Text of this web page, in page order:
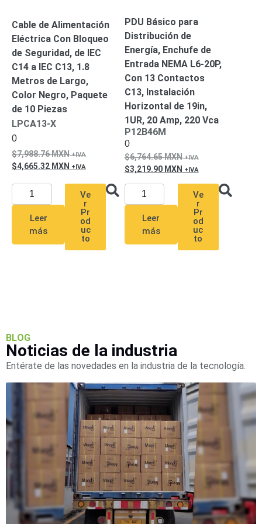
y
Mobiliario
AccesoriosMobiliario
de
ApoyoPantallas
/
MonitoresVideowall
Seguridad
Protección
Descargas
CoaxialCorriente
Directa
Redes
Servidores
Almacenamiento
Accesorios
Almacenamiento
Memorias
Micro
SDServidores
AplicaciónUnidades
de Estado
Sólido
(SSD)
Software
VMS y
Analíticas
EPCOM
Cloud
HIKVISIONHoneywell Wisenet
Cable de Alimentación
Eléctrica Con Bloqueo
de Seguridad, de IEC
C14 a IEC C13, 1.8
Metros de Largo,
Color Negro, Paquete
de 10 Piezas
LPCA13-X
0
7,988.76MXN
4,665.32 MXN
Leer
más
Ve
r
Pr
od
uc
to
PDU Básico para
Distribución de
Energía, Enchufe de
Entrada NEMA L6-20P,
Con 13 Contactos
C13, Instalación
Horizontal de 19in,
1UR, 20 Amp, 220 Vca
P12B46M
0
6,764.65MXN
3,219.90 MXN
Leer
más
Ve
r
Pr
od
uc
to
BLOG
Noticias de la industria
Entérate de las novedades en la industria de la tecnología.